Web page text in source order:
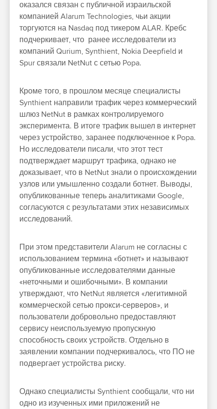
оказался связан с публичной израильской
компанией Alarum Technologies, чьи акции
торгуются на Nasdaq под тикером ALAR. Кребс
подчеркивает, что ранее исследователи из
компаний Qurium, Synthient, Nokia Deepfield и
Spur связали NetNut с сетью Popa.
Кроме того, в прошлом месяце специалисты
Synthient направили трафик через коммерческий
шлюз NetNut в рамках контролируемого
эксперимента. В итоге трафик вышел в интернет
через устройство, заранее подключенное к Popa.
Но исследователи писали, что этот тест
подтверждает маршрут трафика, однако не
доказывает, что в NetNut знали о происхождении
узлов или умышленно создали ботнет. Выводы,
опубликованные теперь аналитиками Google,
согласуются с результатами этих независимых
исследований.
При этом представители Alarum не согласны с
использованием термина «ботнет» и называют
опубликованные исследователями данные
«неточными и ошибочными». В компании
утверждают, что NetNut является «легитимной
коммерческой сетью прокси-серверов», и
пользователи добровольно предоставляют
сервису неиспользуемую пропускную
способность своих устройств. Отдельно в
заявлении компании подчеркивалось, что ПО не
подвергает устройства риску.
Однако специалисты Synthient сообщали, что ни
одно из изученных ими приложений не